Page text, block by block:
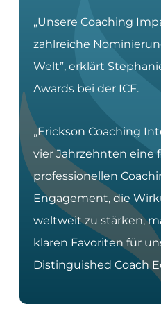
„Unsere Coaching
zahlreiche
Welt”, erklärt
Awards bei der ICF.
„Erickson Coaching
vier Jahrzehnten eine
professionellen
Engagement, die
weltweit zu stärken,
klaren Favoriten für
Distinguished Coach